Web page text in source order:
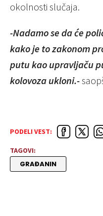
okolnosti slučaja.
-Nadamo se da će
kako je to zakonom
putu kao upravljaču
kolovoza ukloni.-
PODELI VEST:
TAGOVI:
GRAĐANIN